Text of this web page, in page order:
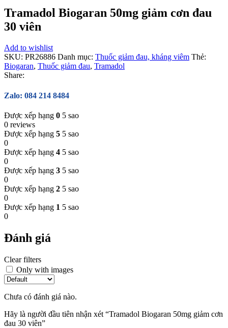
Tramadol Biogaran 50mg giảm cơn đau
30 viên
Add to wishlist
SKU: PR26886 Danh mục: Thuốc giảm đau, kháng viêm Thẻ:
Biogaran, Thuốc giảm đau, Tramadol
Share:
Zalo: 084 214 8484
Được xếp hạng 0 5 sao
0 reviews
Được xếp hạng 5 5 sao
0
Được xếp hạng 4 5 sao
0
Được xếp hạng 3 5 sao
0
Được xếp hạng 2 5 sao
0
Được xếp hạng 1 5 sao
0
Đánh giá
Clear filters
Only with images
Chưa có đánh giá nào.
Hãy là người đầu tiên nhận xét “Tramadol Biogaran 50mg giảm cơn
đau 30 viên”